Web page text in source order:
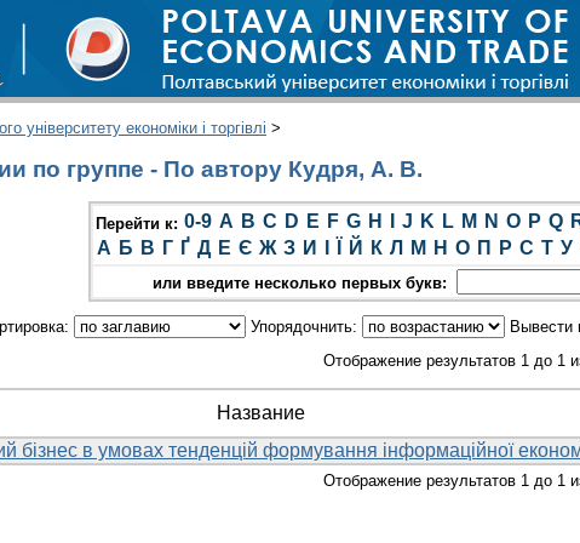
університету економіки і торгівлі >
по группе - По автору Кудря, А. В.
Перейти к: 0-9 A B C D E F G H J K L M N O P Q
А Б В Г Ґ Д Е Є Ж З И Й К Л М Н О П Р С Т У
или введите несколько первых букв:
Упорядочнить: Вывести
Отображение результатов 1 до 1
Название
бізнес в умовах тенденцій формування інформаційної
Отображение результатов 1 до 1